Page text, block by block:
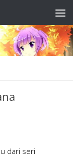
dari seri